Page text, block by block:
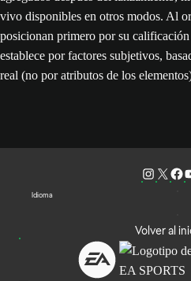
vivo disponibles en otros modos. Al
posicionan primero por su
establece por factores subjetivos,
real (no por atributos de los
Idioma
Volver al